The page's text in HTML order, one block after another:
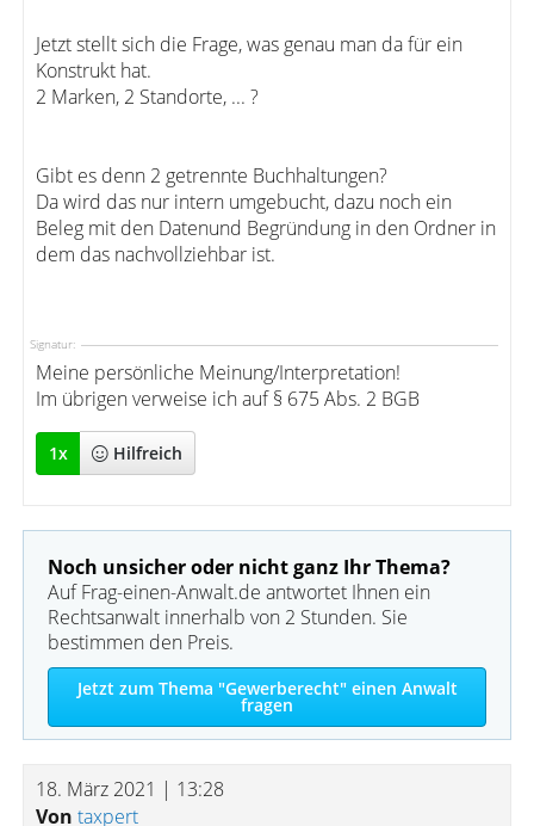
Jetzt stellt sich die Frage, was genau man da für ein
Konstrukt hat.
2 Marken, 2 Standorte, ... ?
Gibt es denn 2 getrennte Buchhaltungen?
Da wird das nur intern umgebucht, dazu noch ein
Beleg mit den Datenund Begründung in den Ordner in
dem das nachvollziehbar ist.
Signatur:
Meine persönliche Meinung/Interpretation!
Im übrigen verweise ich auf § 675 Abs. 2 BGB
1x Hilfreich
Noch unsicher oder nicht ganz Ihr Thema?
Auf Frag-einen-Anwalt.de antwortet Ihnen ein
Rechtsanwalt innerhalb von 2 Stunden. Sie
bestimmen den Preis.
Jetzt zum Thema "Gewerberecht" einen Anwalt
fragen
18. März 2021 | 13:28
Von taxpert